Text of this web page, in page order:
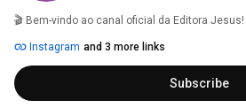
🎬 Bem-vindo ao canal oficial da Editora Jesus!
Instagram and 3 more links
Subscribe